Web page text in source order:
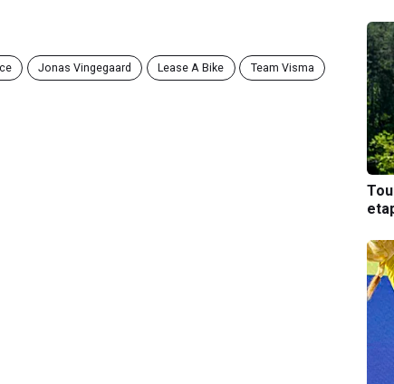
Jonas Vingegaard Lease A Bike Team Visma